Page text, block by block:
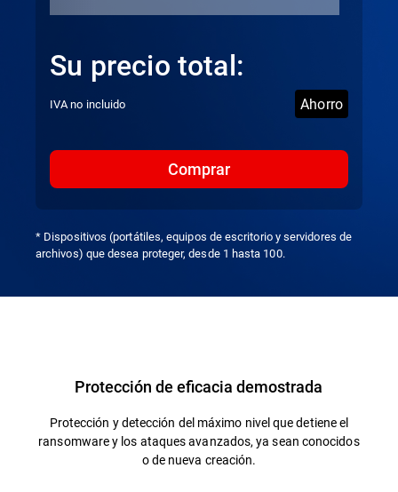
Su precio total:
IVA no incluido Ahorro
Comprar
* Dispositivos (portátiles, equipos de escritorio y servidores de
archivos) que desea proteger, desde 1 hasta 100.
Protección de eficacia demostrada
Protección y detección del máximo nivel que detiene el
ransomware y los ataques avanzados, ya sean conocidos
o de nueva creación.